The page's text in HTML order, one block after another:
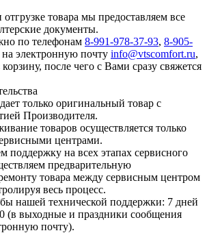
товара мы предоставляем все
документы.
по телефонам 8-991-978-37-93, 8-905-
на электронную почту info@vtscomfort.ru,
после чего с Вами сразу свяжется
только оригинальный товар с
Производителя.
товаров осуществляется только
центрами.
поддержку на всех этапах сервисного
предварительную
товара между сервисным центром
весь процесс.
нашей технической поддержки: 7 дней
(в выходные и праздники сообщения
почту).